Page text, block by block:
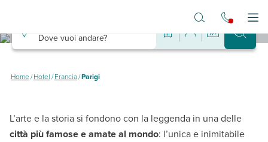
Dove vuoi andare?
Hotel a Parigi
Dove dormire a Parigi spendendo poco
Home/Hotel/Francia/Parigi
L’arte e la storia si fondono con la leggenda in una delle
città più famose e amate al mondo: l’unica e inimitabile